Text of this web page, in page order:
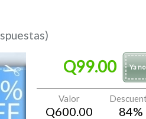
Q99.00 Ya
Valor
Q600.00 84%